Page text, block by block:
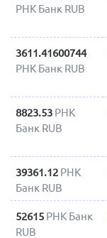
РНК Банк RUB
3611.41600744
РНК Банк RUB
8823.53 РНК
Банк RUB
39361.12 РНК
Банк RUB
52615 РНК Банк
RUB